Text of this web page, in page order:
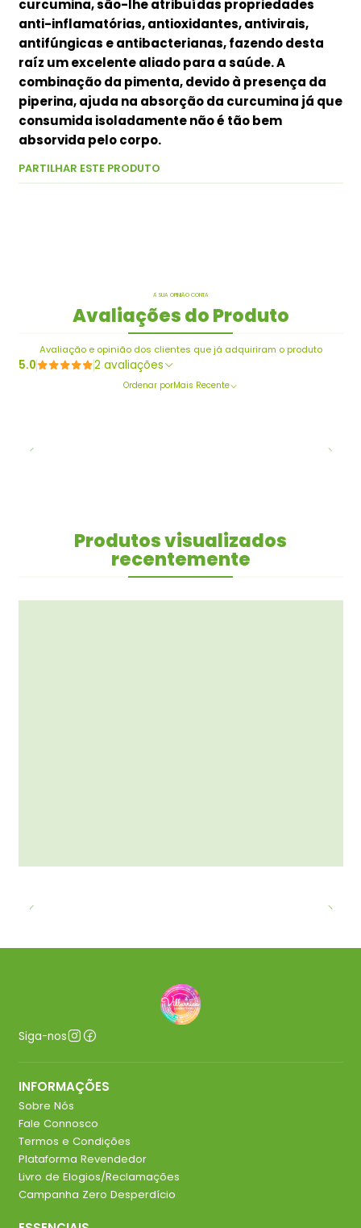
curcumina, são-lhe atribuídas propriedades
anti-inflamatórias, antioxidantes, antivirais,
antifúngicas e antibacterianas, fazendo desta
raíz um excelente aliado para a saúde.A
combinação da pimenta, devido à presença da
piperina, ajuda na absorção da curcumina já que
consumida isoladamente não é tão bem
absorvida pelo corpo.
PARTILHAR ESTE PRODUTO
A SUA OPINIÃO CONTA
Avaliações do Produto
Avaliação e opinião dos clientes que já adquiriram o produto
5.0 2 avaliações
Ordenar porMais Recente
Produtos visualizados
recentemente
Siga-nos
INFORMAÇÕES
Sobre Nós
Fale Connosco
Termos e Condições
Plataforma Revendedor
Livro de Elogios/Reclamações
Campanha Zero Desperdício